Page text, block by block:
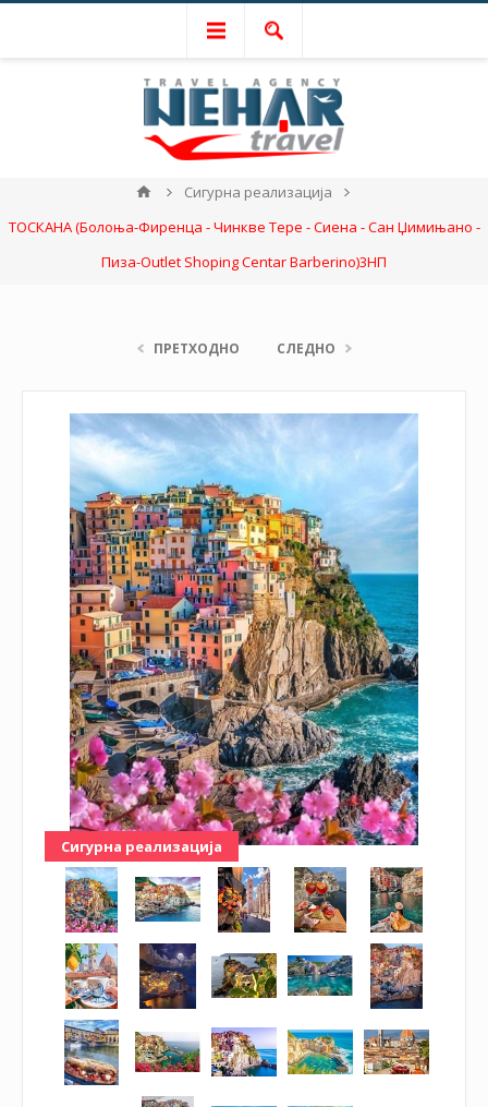
Сигурна реализација
ТОСКАНА (Болоња-Фиренца - Чинкве Тере - Сиена - Сан Џимињано -
Пиза-Outlet Shoping Centar Barberino)3НП
ПРЕТХОДНО СЛЕДНО
Сигурна реализација